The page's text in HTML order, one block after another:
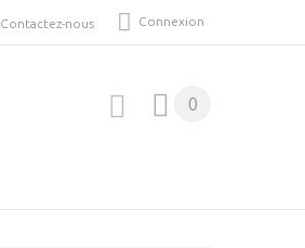
Connexion
Contactez-nous
0